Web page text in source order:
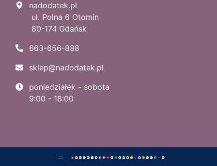
nadodatek.pl
ul. Polna 6 Otomin
80-174 Gdańsk
663-656-888
sklep@nadodatek.pl
poniedziałek - sobota
9:00 - 18:00